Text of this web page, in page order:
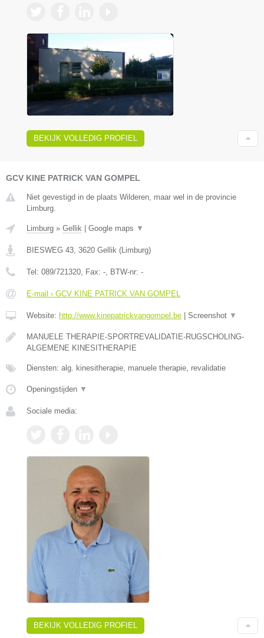
BEKIJK VOLLEDIG PROFIEL
GCV KINE PATRICK VAN GOMPEL
Niet gevestigd in de plaats Wilderen, maar wel in de provincie
Limburg.
Limburg » Gellik Google maps ▼
BIESWEG 43, 3620 Gellik (Limburg)
Tel: 089/721320, Fax: -, BTW-nr: -
E-mail › GCV KINE PATRICK VAN GOMPEL
Website: http://www.kinepatrickvangompel.be Screenshot ▼
MANUELE THERAPIE-SPORTREVALIDATIE-RUGSCHOLING-
ALGEMENE KINESITHERAPIE
Diensten: alg. kinesitherapie, manuele therapie, revalidatie
Openingstijden ▼
Sociale media:
BEKIJK VOLLEDIG PROFIEL